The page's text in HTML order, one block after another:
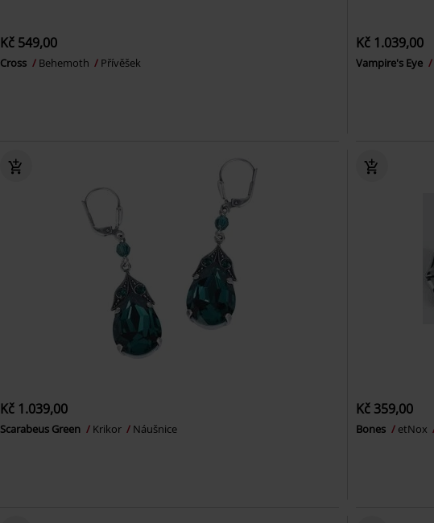
Kč 549,00
Cross Behemoth Přívěšek
Kč 1.039,00
Vampire's Eye
Kč 1.039,00
Scarabeus Green Krikor Náušnice
Kč 359,00
Bones etNox